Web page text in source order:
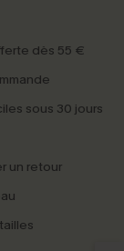
dès 55 €
sous 30 jours
un retour